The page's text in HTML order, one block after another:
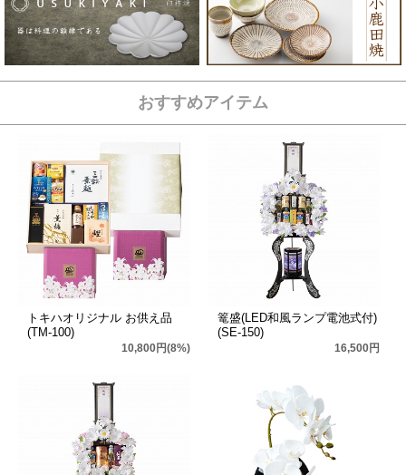
おすすめアイテム
トキハオリジナル お供え品
(TM-100)
10,800円(8%)
篭盛(LED和風ランプ電池式付)
(SE-150)
16,500円